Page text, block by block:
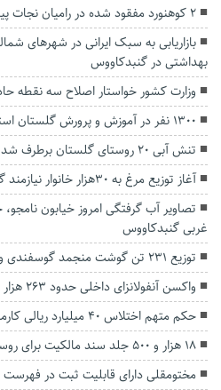
۲ کوهنورد مفقود شده در رامیان‌ نجات پیدا کردند
بازاریابی به سبک ایرانی در شهرهای
بهداشتی در گنبدکاووس
وزارت کشور خواستار اصلاح سه نقطه
۱۳۰۰ نفر در آموزش و پرورش گلستان استخدام می شوند
تنش آبی ۲۰ روستای گلستان برطرف شد
آغاز توزیع مرغ به ۳۰هزار خانوار نیازمند گلستانی
غربی گنبدکاووس
توزیع ۲۳۱ تن گوشت منجمد گوسفندی و گوساله در استان گلستان
واکسن آنفولانزای داخلی حدود ۲۶۳ هزار تومان قیمت دارد
حکم متهم اختلاس ۴۰ میلیارد ریالی کارمند بانک ملی گلستان صادر شد
۱۸ هزار و ۵۰۰ جلد سند مالکیت برای روستاییان گنبدکاووس صادر شد
مختومقلی دارای قابلیت ثبت در